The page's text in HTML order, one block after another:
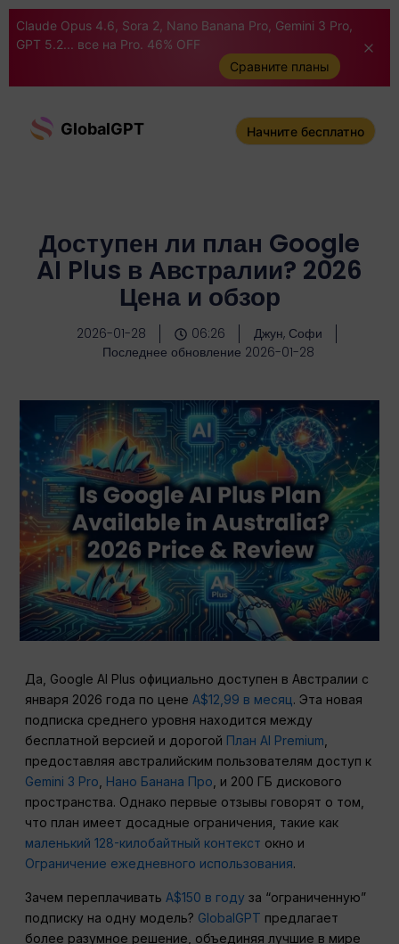
Claude Opus 4.6, Sora 2, Nano Banana Pro, Gemini 3 Pro,
GPT 5.2... все на Pro. 46% OFF
Сравните планы
GlobalGPT Начните бесплатно
Доступен ли план Google
AI Plus в Австралии? 2026
Цена и обзор
2026-01-28 06:26
Джун, Софи
Последнее обновление 2026-01-28
Да, Google AI Plus официально доступен в Австралии с
января 2026 года по ценеA$12,99 в месяц. Эта новая
подписка среднего уровня находится между
бесплатной версией и дорогой План AI Premium
предоставляя австралийским пользователям доступ к
Gemini 3 Pro Нано Банана Про , и 200 ГБ дискового
пространства. Однако первые отзывы говорят о том,
что план имеет досадные ограничения, такие как
маленький 128-килобайтный контекст окно и
Ограничение ежедневного использования.
Зачем переплачиватьA$150 в году за “ограниченную”
подписку на одну модель? GlobalGPT предлагает
более разумное решение, объединяя лучшие в мире